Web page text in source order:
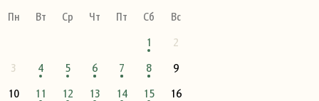
Пн
Вт Ср Чт Пт Сб
Вс
1
2
3
4 5 6 7 8
9
10
11 12 13 14 15
16